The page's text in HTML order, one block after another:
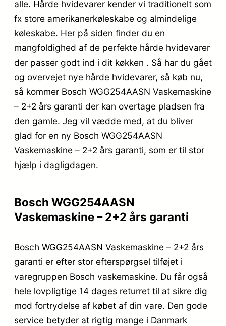
alle. Hårde hvidevarer kender vi traditionelt som
fx store amerikanerkøleskabe og almindelige
køleskabe. Her på siden finder du en
mangfoldighed af de perfekte hårde hvidevarer
der passer godt ind i dit køkken . Så har du gået
og overvejet nye hårde hvidevarer, så køb nu,
så kommer Bosch WGG254AASN Vaskemaskine
– 2+2 års garanti der kan overtage pladsen fra
den gamle. Jeg vil vædde med, at du bliver
glad for en ny Bosch WGG254AASN
Vaskemaskine – 2+2 års garanti, som er til stor
hjælp i dagligdagen.
Bosch WGG254AASN
Vaskemaskine – 2+2 års garanti
Bosch WGG254AASN Vaskemaskine – 2+2 års
garanti er efter stor efterspørgsel tilføjet i
varegruppen Bosch vaskemaskine. Du får også
hele lovpligtige 14 dages returret til at sikre dig
mod fortrydelse af købet af din vare. Den gode
service betyder at rigtig mange i Danmark